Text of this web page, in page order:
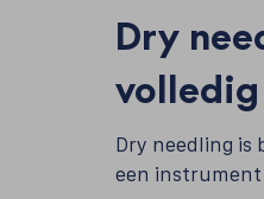
Dry
Dry needling is
een instrument